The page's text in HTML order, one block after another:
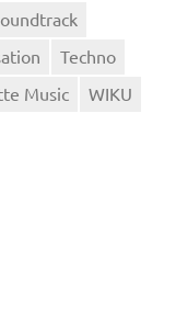
Techno
Music
WIKU